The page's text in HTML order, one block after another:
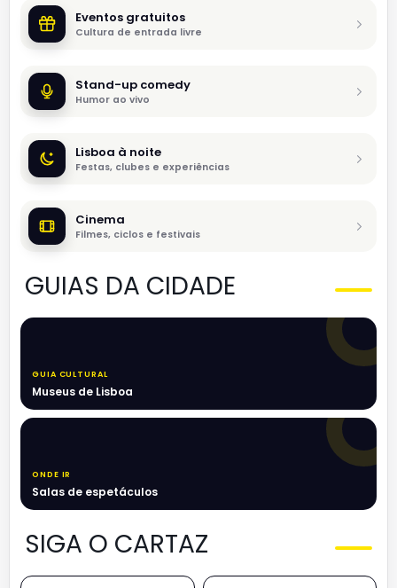
Eventos gratuitos
Cultura de entrada livre
Stand-up comedy
Humor ao vivo
Lisboa à noite
Festas, clubes e experiências
Cinema
Filmes, ciclos e festivais
GUIAS DA CIDADE
GUIA CULTURAL
Museus de Lisboa
ONDE IR
Salas de espetáculos
SIGA O CARTAZ